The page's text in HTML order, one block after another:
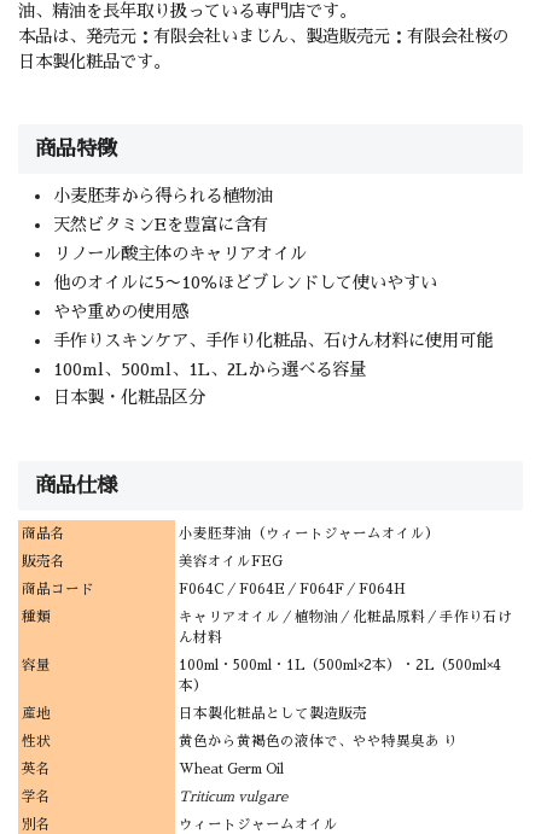
油、精油を長年取り扱っている専門店です。
本品は、発売元：有限会社いまじん、製造販売元：有限会社桜の
日本製化粧品です。
商品特徴
小麦胚芽から得られる植物油
天然ビタミンEを豊富に含有
リノール酸主体のキャリアオイル
他のオイルに5〜10％ほどブレンドして使いやすい
やや重めの使用感
手作りスキンケア、手作り化粧品、石けん材料に使用可能
100ml、500ml、1L、2Lから選べる容量
日本製・化粧品区分
商品仕様
商品名
小麦胚芽油（ウィートジャームオイル）
販売名
美容オイルFEG
商品コード
F064C／F064E／F064F／F064H
種類
キャリアオイル／植物油／化粧品原料／手作り石け
ん材料
容量
100ml・500ml・1L（500ml×2本）・2L（500ml×4
本）
産地
日本製化粧品として製造販売
性状
黄色から黄褐色の液体で、やや特異臭あ り
英名
Wheat Germ Oil
学名
Triticum vulgare
別名
ウィートジャームオイル